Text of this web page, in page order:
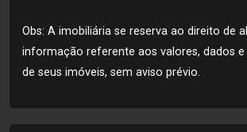
Obs: A imobiliária se reserva ao direito de
informação referente aos valores, dados e
de seus imóveis, sem aviso prévio.